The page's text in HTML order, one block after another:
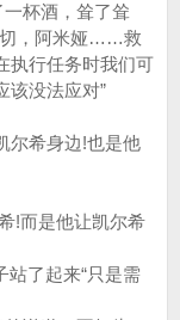
杯酒，耸了耸
切，阿米娅……救
行任务时我们可
该没法应对”
希身边!也是他
!而是他让凯尔希
了起来“只是需